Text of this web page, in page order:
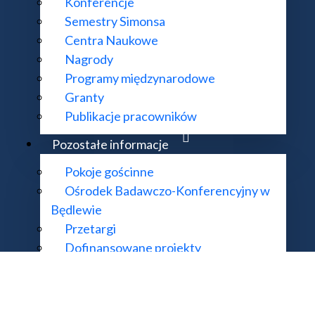
Semestry Simonsa
Centra Naukowe
Nagrody
Programy międzynarodowe
Granty
Publikacje pracowników
Pozostałe informacje
Pokoje gościnne
Ośrodek Badawczo-Konferencyjny w
Będlewie
Przetargi
Dofinansowane projekty
22 522 81 00
im@impan.pl
działania strony i treści na niej zawartych proszę kierować na adres
Polskiej Akademii Nauk. Wszelkie prawa zastrzeżone.